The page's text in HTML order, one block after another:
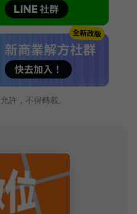
許，不得轉載。